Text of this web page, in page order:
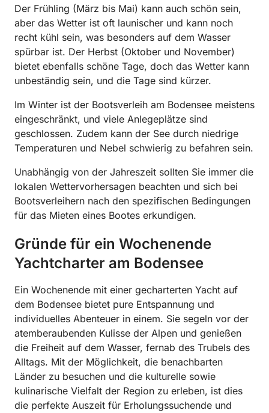
Der Frühling (März bis Mai) kann auch schön sein,
aber das Wetter ist oft launischer und kann noch
recht kühl sein, was besonders auf dem Wasser
spürbar ist. Der Herbst (Oktober und November)
bietet ebenfalls schöne Tage, doch das Wetter kann
unbeständig sein, und die Tage sind kürzer.
Im Winter ist der Bootsverleih am Bodensee meistens
eingeschränkt, und viele Anlegeplätze sind
geschlossen. Zudem kann der See durch niedrige
Temperaturen und Nebel schwierig zu befahren sein.
Unabhängig von der Jahreszeit sollten Sie immer die
lokalen Wettervorhersagen beachten und sich bei
Bootsverleihern nach den spezifischen Bedingungen
für das Mieten eines Bootes erkundigen.
Gründe für ein Wochenende
Yachtcharter am Bodensee
Ein Wochenende mit einer gecharterten Yacht auf
dem Bodensee bietet pure Entspannung und
individuelles Abenteuer in einem. Sie segeln vor der
atemberaubenden Kulisse der Alpen und genießen
die Freiheit auf dem Wasser, fernab des Trubels des
Alltags. Mit der Möglichkeit, die benachbarten
Länder zu besuchen und die kulturelle sowie
kulinarische Vielfalt der Region zu erleben, ist dies
die perfekte Auszeit für Erholungssuchende und